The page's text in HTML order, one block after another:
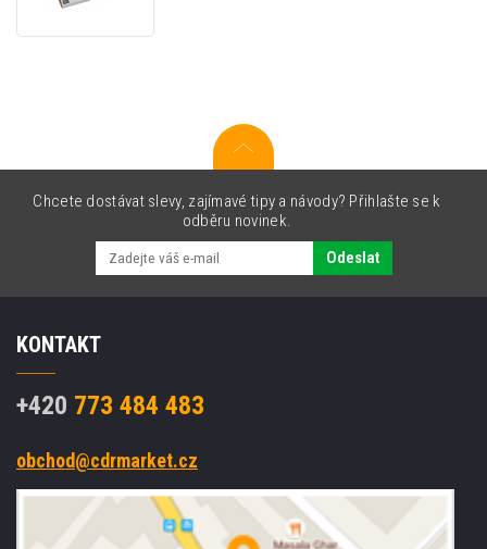
folie,
Chcete dostávat slevy, zajímavé tipy a návody? Přihlašte se k
odběru novinek.
Odeslat
KONTAKT
+420 773 484 483
obchod@cdrmarket.cz